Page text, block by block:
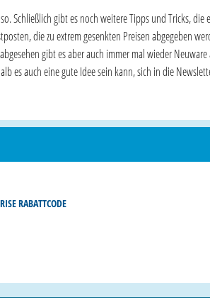
Schließlich gibt es noch weitere Tipps und Tricks, die
die zu extrem gesenkten Preisen abgegeben
gibt es aber auch immer mal wieder Neuware
es auch eine gute Idee sein kann, sich in die
RABATTCODE